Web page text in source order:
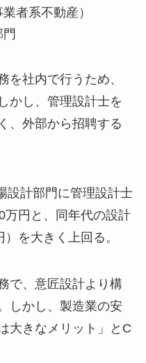
者系不動産）
を社内で行うため、
かし、管理設計士を
、外部から招聘する
設計部門に管理設計士
万円と、同年代の設計
を大きく上回る。
で、意匠設計より構
しかし、製造業の安
大きなメリット」とC